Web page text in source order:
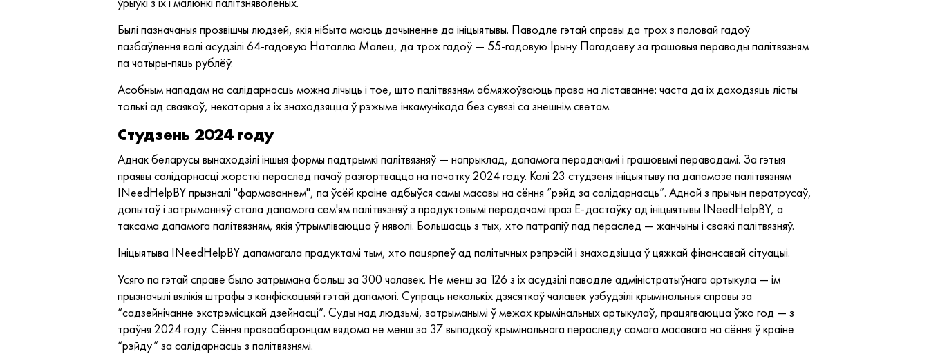
Былі пазначаныя прозвішчы людзей, якія нібыта маюць дачыненне да ініцыятывы. Паводле гэтай справы да трох з паловай гадоў
пазбаўлення волі асудзілі 64-гадовую Наталлю Малец, да трох гадоў — 55-гадовую Ірыну Пагадаеву за грашовыя пераводы палітвязням
па чатыры-пяць рублёў.
Асобным нападам на салідарнасць можна лічыць і тое, што палітвязням абмяжоўваюць права на ліставанне: часта да іх даходзяць лісты
толькі ад сваякоў, некаторыя з іх знаходзяцца ў рэжыме інкамунікада без сувязі са знешнім светам.
Студзень 2024 году
Аднак беларусы вынаходзілі іншыя формы падтрымкі палітвязняў — напрыклад, дапамога перадачамі і грашовымі пераводамі. За гэтыя
праявы салідарнасці жорсткі пераслед пачаў разгортвацца на пачатку 2024 году. Калі 23 студзеня ініцыятыву па дапамозе палітвязням
INeedHelpBY прызналі "фармаваннем", па ўсёй краіне адбыўся самы масавы на сёння “рэйд за салідарнасць”. Адной з прычын ператрусаў,
допытаў і затрыманняў стала дапамога сем'ям палітвязняў з прадуктовымі перадачамі праз Е-дастаўку ад ініцыятывы INeedHelpBY, а
таксама дапамога палітвязням, якія ўтрымліваюцца ў няволі. Большасць з тых, хто патрапіў пад пераслед — жанчыны і сваякі палітвязняў.
Ініцыятыва INeedHelpBY дапамагала прадуктамі тым, хто пацярпеў ад палітычных рэпрэсій і знаходзіцца ў цяжкай фінансавай сітуацыі.
Усяго па гэтай справе было затрымана больш за 300 чалавек. Не менш за 126 з іх асудзілі паводле адміністратыўнага артыкула — ім
прызначылі вялікія штрафы з канфіскацыяй гэтай дапамогі. Супраць некалькіх дзясяткаў чалавек узбудзілі крымінальныя справы за
“садзейнічанне экстрэмісцкай дзейнасці”. Суды над людзьмі, затрыманымі ў межах крымінальных артыкулаў, працягваюцца ўжо год — з
траўня 2024 году. Сёння праваабаронцам вядома не менш за 37 выпадкаў крымінальнага пераследу самага масавага на сёння ў краіне
“рэйду” за салідарнасць з палітвязнямі.